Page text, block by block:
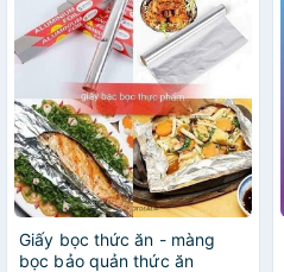
Giấy bọc thức ăn - màng
bọc bảo quản thức ăn